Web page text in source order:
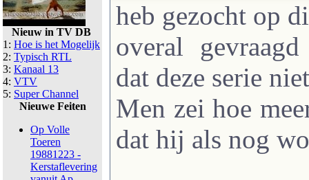
Nieuw in TV DB
1: Hoe is het Mogelijk
2: Typisch RTL
3: Kanaal 13
4: VTV
5: Super Channel
Nieuwe Feiten
Op Volle
Toeren
19881223 -
Kerstaflevering
heb gezocht op
overal
dat deze serie
Men zei hoe
dat hij als nog